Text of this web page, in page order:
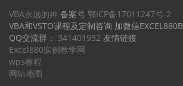
VBA永远的神 备案号 鄂ICP备17011247号-2
VBA和VSTO课程及定制咨询 加微信EXCEL880B
QQ交流群： 341401932 友情链接
Excel880实例教学网
wps教程
网站地图